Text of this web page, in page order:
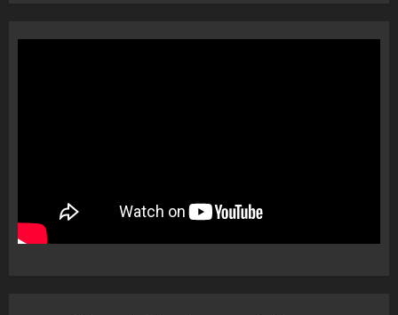
Vera të rrezikshme: Si po e
1
se çfarë është “BESA”… por a e
besojnë më shqiptarët?
AUGUST 6, 2026